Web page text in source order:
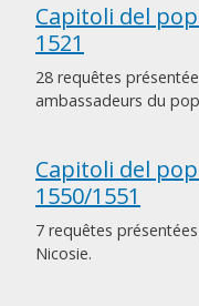
Capitoli del
1521
28 requêtes
ambassadeurs du
Capitoli del
1550/1551
7 requêtes
Nicosie.